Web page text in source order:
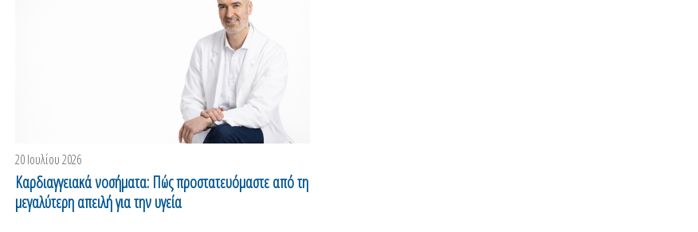
20 Ιουλίου 2026
Καρδιαγγειακά νοσήματα: Πώς προστατευόμαστε από τη
μεγαλύτερη απειλή για την υγεία